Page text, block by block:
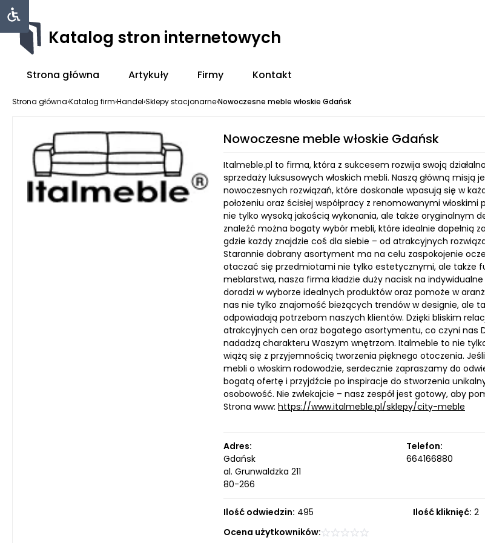
Katalog stron internetowych
Strona główna Artykuły Firmy Kontakt
Strona główna›Katalog firm›Handel›Sklepy stacjonarne›Nowoczesne meble włoskie Gdańsk
Nowoczesne meble włoskie Gdańsk
Italmeble.pl to firma, która z sukcesem rozwija swoją
sprzedaży luksusowych włoskich mebli. Naszą główną
nowoczesnych rozwiązań, które doskonale wpasują się w
położeniu oraz ścisłej współpracy z renomowanymi
nie tylko wysoką jakością wykonania, ale także oryginalnym
znaleźć można bogaty wybór mebli, które idealnie dopełnią
gdzie każdy znajdzie coś dla siebie – od atrakcyjnych
Starannie dobrany asortyment ma na celu zaspokojenie
otaczać się przedmiotami nie tylko estetycznymi, ale także
meblarstwa, nasza firma kładzie duży nacisk na
doradzi w wyborze idealnych produktów oraz pomoże w
nas nie tylko znajomość bieżących trendów w designie, ale
odpowiadają potrzebom naszych klientów. Dzięki bliskim
atrakcyjnych cen oraz bogatego asortymentu, co czyni nas
nadadzą charakteru Waszym wnętrzom. Italmeble to nie
wiążą się z przyjemnością tworzenia pięknego otoczenia.
mebli o włoskim rodowodzie, serdecznie zapraszamy do
bogatą ofertę i przyjdźcie po inspiracje do stworzenia
osobowość. Nie zwlekajcie – nasz zespół jest gotowy, aby
Strona www: https://www.italmeble.pl/sklepy/city-meble
Adres:
Gdańsk
al. Grunwaldzka 211
80-266
Telefon:
664166880
Ilość odwiedzin: 495 Ilość kliknięć: 2
Ocena użytkowników: